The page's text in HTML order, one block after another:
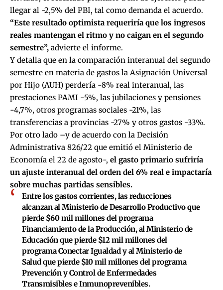
llegar al -2,5% del PBI, tal como demanda el acuerdo.
“Este resultado optimista requeriría que los ingresos
reales mantengan el ritmo y no caigan en el segundo
semestre”, advierte el informe.
Y detalla que en la comparación interanual del segundo
semestre en materia de gastos la Asignación Universal
por Hijo (AUH) perdería -8% real interanual, las
prestaciones PAMI -5%, las jubilaciones y pensiones
-4,7%, otros programas sociales -21%, las
transferencias a provincias -27% y otros gastos -33%.
Por otro lado –y de acuerdo con la Decisión
Administrativa 826/22 que emitió el Ministerio de
Economía el 22 de agosto-, el gasto primario sufriría
un ajuste interanual del orden del 6% real e impactaría
sobre muchas partidas sensibles.
Entre los gastos corrientes, las reducciones
alcanzan al Ministerio de Desarrollo Productivo que
pierde $60 mil millones del programa
Financiamiento de la Producción, al Ministerio de
Educación que pierde $12 mil millones del
programa Conectar Igualdad y al Ministerio de
Salud que pierde $10 mil millones del programa
Prevención y Control de Enfermedades
Transmisibles e Inmunoprevenibles.